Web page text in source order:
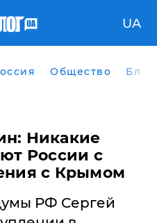
UA
Общество
Никакие
России с
с Крымом
РФ Сергей